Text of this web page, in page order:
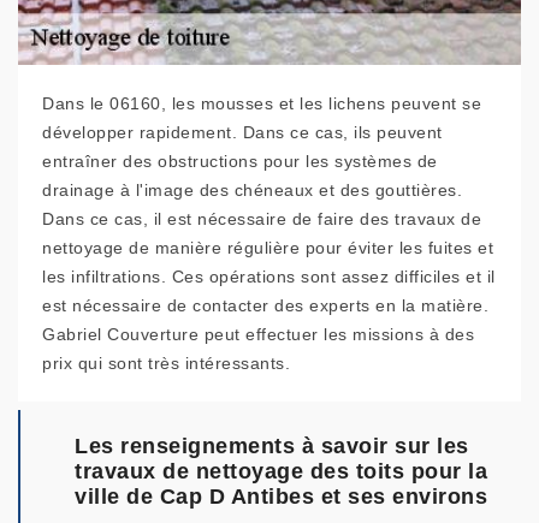
Dans le 06160, les mousses et les lichens peuvent se
développer rapidement. Dans ce cas, ils peuvent
entraîner des obstructions pour les systèmes de
drainage à l'image des chéneaux et des gouttières.
Dans ce cas, il est nécessaire de faire des travaux de
nettoyage de manière régulière pour éviter les fuites et
les infiltrations. Ces opérations sont assez difficiles et il
est nécessaire de contacter des experts en la matière.
Gabriel Couverture peut effectuer les missions à des
prix qui sont très intéressants.
Les renseignements à savoir sur les
travaux de nettoyage des toits pour la
ville de Cap D Antibes et ses environs